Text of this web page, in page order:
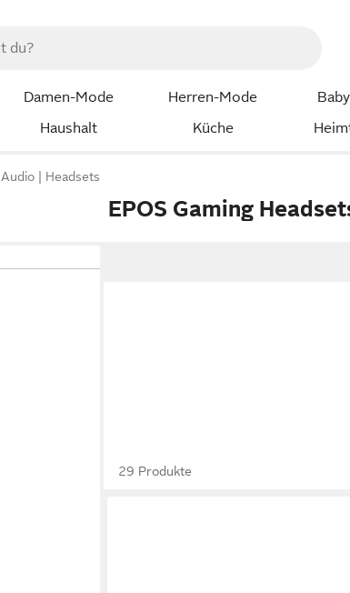
Damen-Mode Herren-Mode
Haushalt Küche
Audio Headsets
EPOS Gaming
29 Produkte